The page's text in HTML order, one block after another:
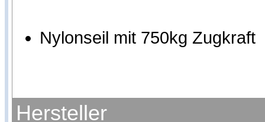
Nylonseil mit 750kg Zugkraft
Hersteller